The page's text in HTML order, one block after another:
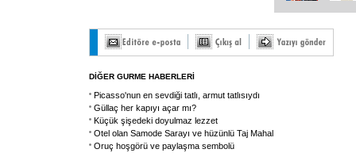
DİĞER GURME HABERLERİ
Picasso'nun en sevdiği tatlı, armut tatlısıydı
Güllaç her kapıyı açar mı?
Küçük şişedeki doyulmaz lezzet
Otel olan Samode Sarayı ve hüzünlü Taj Mahal
Oruç hoşgörü ve paylaşma sembolü